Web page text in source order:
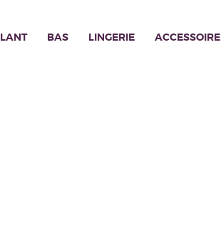
BAS LINGERIE ACCESSOIRE